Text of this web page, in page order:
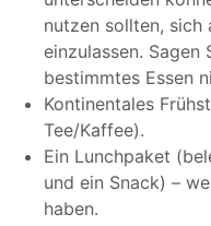
nutzen sollten, sich
einzulassen. Sagen
bestimmtes Essen
Kontinentales
Tee/Kaffee).
Ein Lunchpaket
und ein Snack) –
haben.